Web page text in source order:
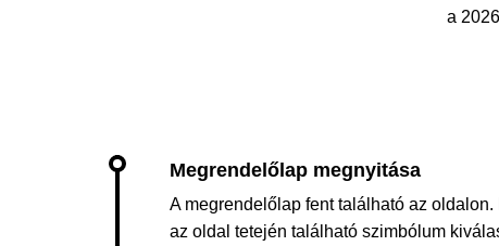
a
A megrendelőlap fent található az
az oldal tetején található szimbólum